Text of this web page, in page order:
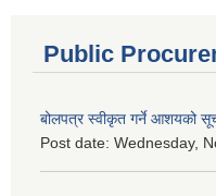
Public
बोलपत्र स्वीकृत गर्ने आशयको
Post date: Wednesday,